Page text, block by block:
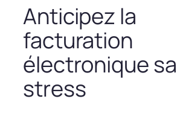
Anticipez la
facturation
électronique
stress